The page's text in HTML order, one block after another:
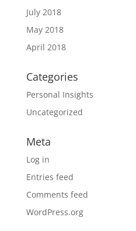
July 2018
May 2018
April 2018
Categories
Personal Insights
Uncategorized
Meta
Log in
Entries feed
Comments feed
WordPress.org